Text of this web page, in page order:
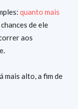
quanto mais
de ele
aos
mais alto, a fim de